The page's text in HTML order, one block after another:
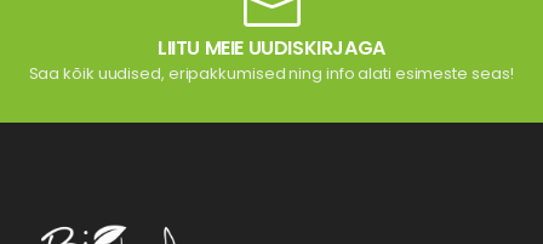
LIITU MEIE UUDISKIRJAGA
Saa kõik uudised, eripakkumised ning info alati esimeste seas!